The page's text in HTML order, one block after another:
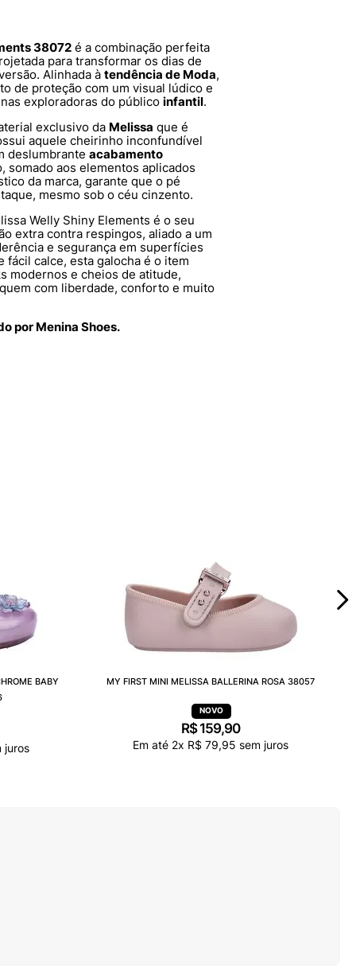
38072 é a combinação perfeita
para transformar os dias de
Alinhada à tendência de Moda,
de proteção com um visual lúdico e
exploradoras do público infantil.
exclusivo da Melissa que é
aquele cheirinho inconfundível
deslumbrante acabamento
somado aos elementos aplicados
da marca, garante que o pé
mesmo sob o céu cinzento.
Welly Shiny Elements é o seu
extra contra respingos, aliado a um
e segurança em superfícies
fácil calce, esta galocha é o item
modernos e cheios de atitude,
com liberdade, conforto e muito
por Menina Shoes.
BABY
juros
MY FIRST MINI MELISSA BALLERINA ROSA 38057
R$ 159,90
Em até 2x R$ 79,95 sem juros